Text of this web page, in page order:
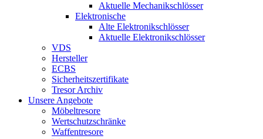
Aktuelle Mechanikschlösser
Elektronische
Alte Elektronikschlösser
Aktuelle Elektronikschlösser
VDS
Hersteller
ECBS
Sicherheitszertifikate
Tresor Archiv
Unsere Angebote
Möbeltresore
Wertschutzschränke
Waffentresore